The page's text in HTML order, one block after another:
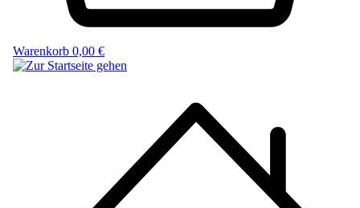
Warenkorb 0,00 €